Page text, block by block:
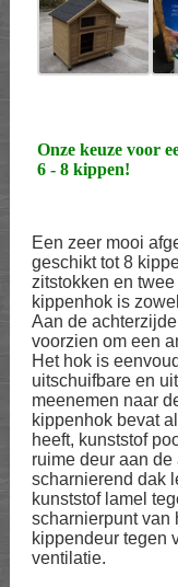
Onze keuze voor
6 - 8 kippen!
Een zeer mooi
geschikt tot 8
zitstokken en
kippenhok is
Aan de
voorzien om een
Het hok is
uitschuifbare en
meenemen naar
kippenhok bevat
heeft, kunststof
ruime deur aan
scharnierend dak
kunststof lamel
scharnierpunt van
kippendeur tegen
ventilatie.